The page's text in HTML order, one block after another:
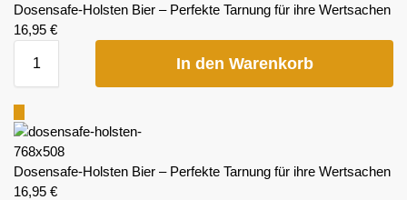
Dosensafe-Holsten Bier – Perfekte Tarnung für ihre Wertsachen
16,95 €
In den Warenkorb
Dosensafe-Holsten Bier – Perfekte Tarnung für ihre Wertsachen
16,95 €